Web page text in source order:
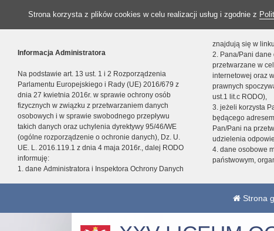
Strona korzysta z plików cookies w celu realizacji usług i zgodnie z
Informacja Administratora
Na podstawie art. 13 ust. 1 i 2 Rozporządzenia
Parlamentu Europejskiego i Rady (UE) 2016/679 z
dnia 27 kwietnia 2016r. w sprawie ochrony osób
fizycznych w związku z przetwarzaniem danych
osobowych i w sprawie swobodnego przepływu
takich danych oraz uchylenia dyrektywy 95/46/WE
(ogólne rozporządzenie o ochronie danych), Dz. U.
UE. L. 2016.119.1 z dnia 4 maja 2016r., dalej RODO
informuję:
1. dane Administratora i Inspektora Ochrony Danych
znajdują się w
2. Pana/Pani dane
przetwarzane w
internetowej oraz
prawnych
ust.1 lit.c RODO),
3. jeżeli korzysta
będącego
Pan/Pani na
udzielenia
4. dane osobowe
państwowym,
Strona